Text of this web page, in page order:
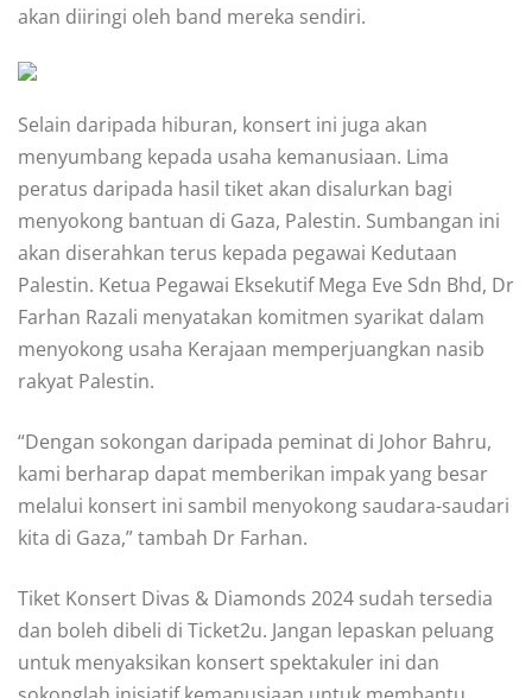
akan diiringi oleh band mereka sendiri.
Selain daripada hiburan, konsert ini juga akan
menyumbang kepada usaha kemanusiaan. Lima
peratus daripada hasil tiket akan disalurkan bagi
menyokong bantuan di Gaza, Palestin. Sumbangan ini
akan diserahkan terus kepada pegawai Kedutaan
Palestin. Ketua Pegawai Eksekutif Mega Eve Sdn Bhd, Dr
Farhan Razali menyatakan komitmen syarikat dalam
menyokong usaha Kerajaan memperjuangkan nasib
rakyat Palestin.
“Dengan sokongan daripada peminat di Johor Bahru,
kami berharap dapat memberikan impak yang besar
melalui konsert ini sambil menyokong saudara-saudari
kita di Gaza,” tambah Dr Farhan.
Tiket Konsert Divas & Diamonds 2024 sudah tersedia
dan boleh dibeli di Ticket2u. Jangan lepaskan peluang
untuk menyaksikan konsert spektakuler ini dan